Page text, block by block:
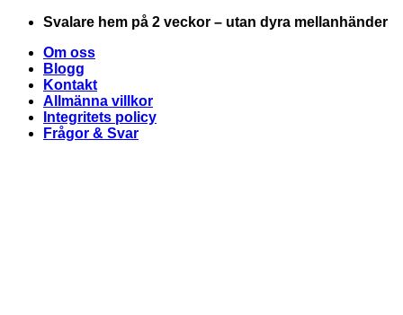
Skip
content
Svalare hem på 2 veckor – utan dyra mellanhänder
Om oss
Blogg
Kontakt
Allmänna villkor
Integritets policy
Frågor & Svar